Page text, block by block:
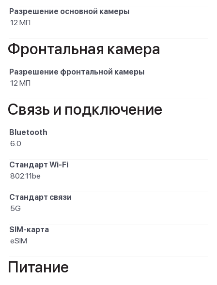
Разрешение основной камеры
12 МП
Фронтальная камера
Разрешение фронтальной камеры
12 МП
Связь и подключение
Bluetooth
6.0
Стандарт Wi-Fi
802.11be
Стандарт связи
5G
SIM-карта
eSIM
Питание